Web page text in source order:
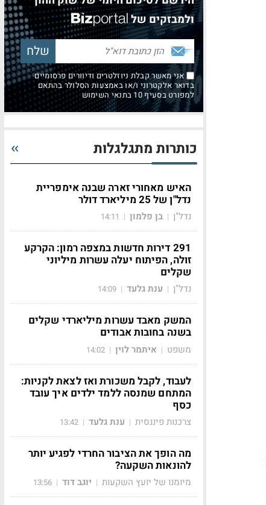
ולמבזקים של
אני מאשר קבלת ניוזלטרים ודיוורים פרסומיים
בדואר אלקטרוני ו/או באמצעות הסלולר בהתאם
למפורט בסעיף 10 בתנאי השימוש
כותרות מתגלגלות
האיש מאחורי זארה שבנה אימפריית
נדל"ן של 25 מיליארד דולר
נדל"ן | בן פלמון |
14:11
291 דירות חדשות במצפה רמון: הקרקע
זולה, הפיתוח יעלה עשרות מיליוני
שקלים
נדל"ן | ענת גלעד |
14:09
המשק מאבד עשרות מיליארדי שקלים
בשנה בחובות אבודים
משפט | איתמר לוין |
14:02
לעבוד, לקבל משכורת ואז לצאת לקניות:
המתחם שמנסה ללמד ילדים איך עובד
כסף
צרכנות פיננסית | ענת גלעד |
13:42
מה הופך את הציבור החרדי לפגיע יותר
להונאות השקעה?
מיומנו של יועץ השקעות | יוגב דוד |
13:56